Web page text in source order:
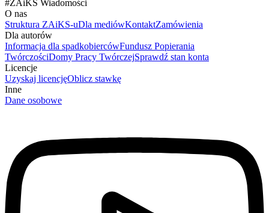
#ZAiKS Wiadomości
O nas
Struktura ZAiKS-uDla mediówKontaktZamówienia
Dla autorów
Informacja dla spadkobiercówFundusz Popierania
TwórczościDomy Pracy TwórczejSprawdź stan konta
Licencje
Uzyskaj licencjęOblicz stawkę
Inne
Dane osobowe